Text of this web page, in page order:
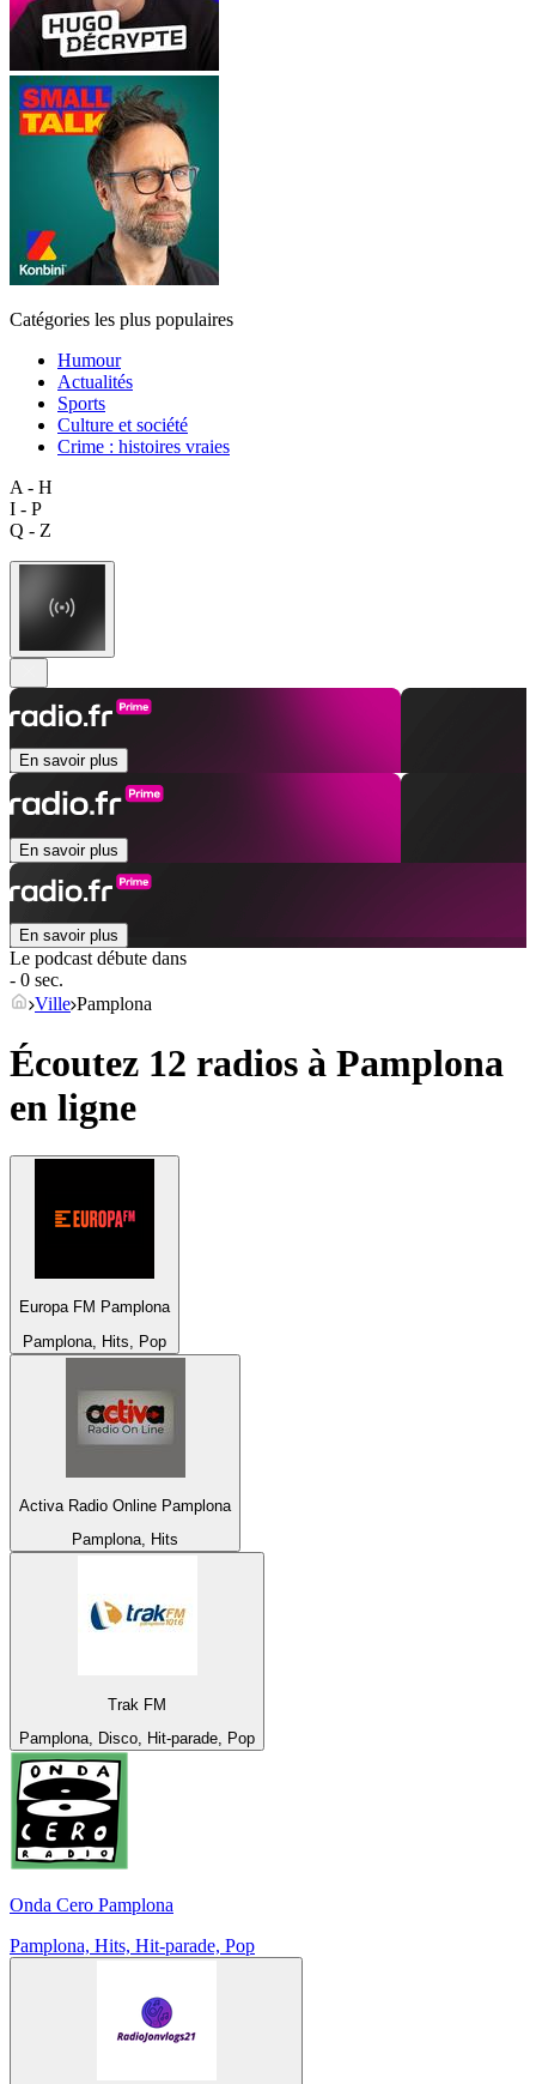
Catégories les plus populaires
Humour
Actualités
Sports
Culture et société
Crime : histoires vraies
A - H
I - P
Q - Z
En savoir plus
En savoir plus
En savoir plus
Le podcast débute dans
- 0 sec.
Ville Pamplona
Écoutez 12 radios à Pamplona
en ligne
Europa FM Pamplona
Pamplona, Hits, Pop
Activa Radio Online Pamplona
Pamplona, Hits
Trak FM
Pamplona, Disco, Hit-parade, Pop
Onda Cero Pamplona
Pamplona, Hits, Hit-parade, Pop